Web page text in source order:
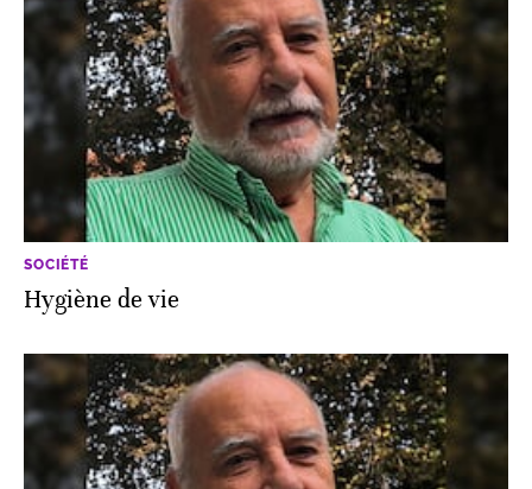
SOCIÉTÉ
Hygiène de vie